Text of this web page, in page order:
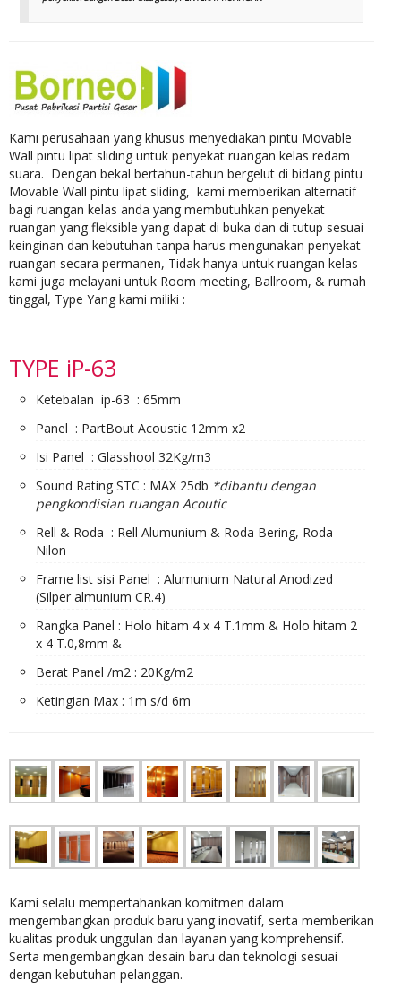
Kami perusahaan yang khusus menyediakan pintu Movable
Wall pintu lipat sliding untuk penyekat ruangan kelas redam
suara. Dengan bekal bertahun-tahun bergelut di bidang pintu
Movable Wall pintu lipat sliding, kami memberikan alternatif
bagi ruangan kelas anda yang membutuhkan penyekat
ruangan yang fleksible yang dapat di buka dan di tutup sesuai
keinginan dan kebutuhan tanpa harus mengunakan penyekat
ruangan secara permanen, Tidak hanya untuk ruangan kelas
kami juga melayani untuk Room meeting, Ballroom, & rumah
tinggal, Type Yang kami miliki :
TYPE iP-63
Ketebalan ip-63 : 65mm
Panel : PartBout Acoustic 12mm x2
Isi Panel : Glasshool 32Kg/m3
Sound Rating STC : MAX 25db *dibantu dengan
pengkondisian ruangan Acoutic
Rell & Roda : Rell Alumunium & Roda Bering, Roda
Nilon
Frame list sisi Panel : Alumunium Natural Anodized
(Silper almunium CR.4)
Rangka Panel : Holo hitam 4 x 4 T.1mm & Holo hitam 2
x 4 T.0,8mm &
Berat Panel /m2 : 20Kg/m2
Ketingian Max : 1m s/d 6m
Kami selalu mempertahankan komitmen dalam
mengembangkan produk baru yang inovatif, serta memberikan
kualitas produk unggulan dan layanan yang komprehensif.
Serta mengembangkan desain baru dan teknologi sesuai
dengan kebutuhan pelanggan.